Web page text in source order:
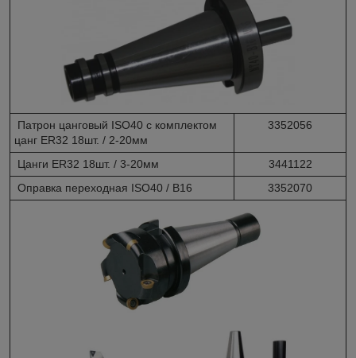
Патрон цанговый ISO40 с комплектом
цанг ER32 18шт. / 2-20мм
3352056
Цанги ER32 18шт. / 3-20мм
3441122
Оправка переходная ISO40 / B16
3352070